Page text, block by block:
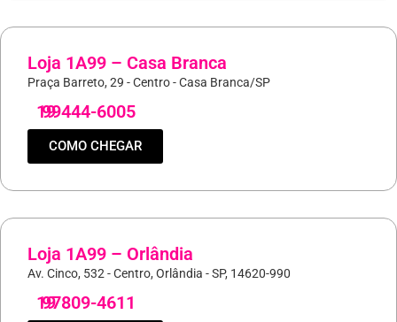
Loja 1A99 – Casa Branca
Praça Barreto, 29 - Centro - Casa Branca/SP
19
99444-6005
COMO CHEGAR
Loja 1A99 – Orlândia
Av. Cinco, 532 - Centro, Orlândia - SP, 14620-990
19
97809-4611